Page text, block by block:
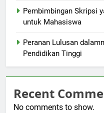
Pembimbingan Skripsi
untuk Mahasiswa
Peranan Lulusan
Pendidikan Tinggi
Recent
No comments to show.